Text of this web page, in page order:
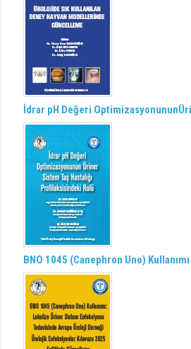
İdrar pH Değeri
BNO 1045 (Canephron Uno) Kullanımı